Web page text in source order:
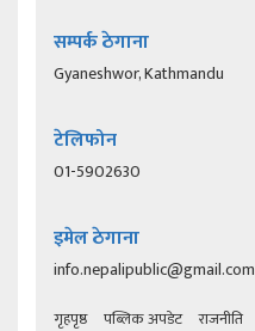
सम्पर्क ठेगाना
Gyaneshwor, Kathmandu
टेलिफोन
01-5902630
इमेल ठेगाना
info.nepalipublic@gmail.com
गृहपृष्ठ पब्लिक अपडेट राजनीति